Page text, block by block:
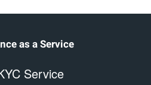
as a Service
Service